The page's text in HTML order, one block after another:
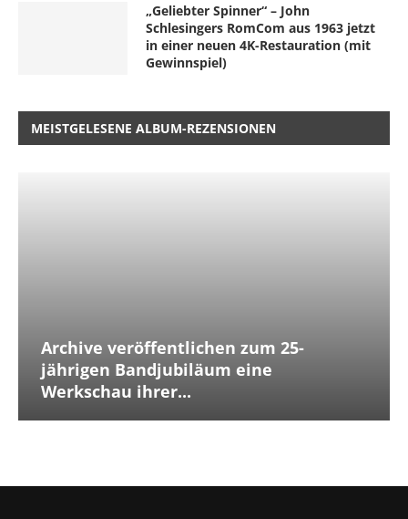
„Geliebter Spinner“ – John
Schlesingers RomCom aus 1963 jetzt
in einer neuen 4K-Restauration (mit
Gewinnspiel)
MEISTGELESENE ALBUM-REZENSIONEN
Archive veröffentlichen zum 25-
jährigen Bandjubiläum eine
Werkschau ihrer...